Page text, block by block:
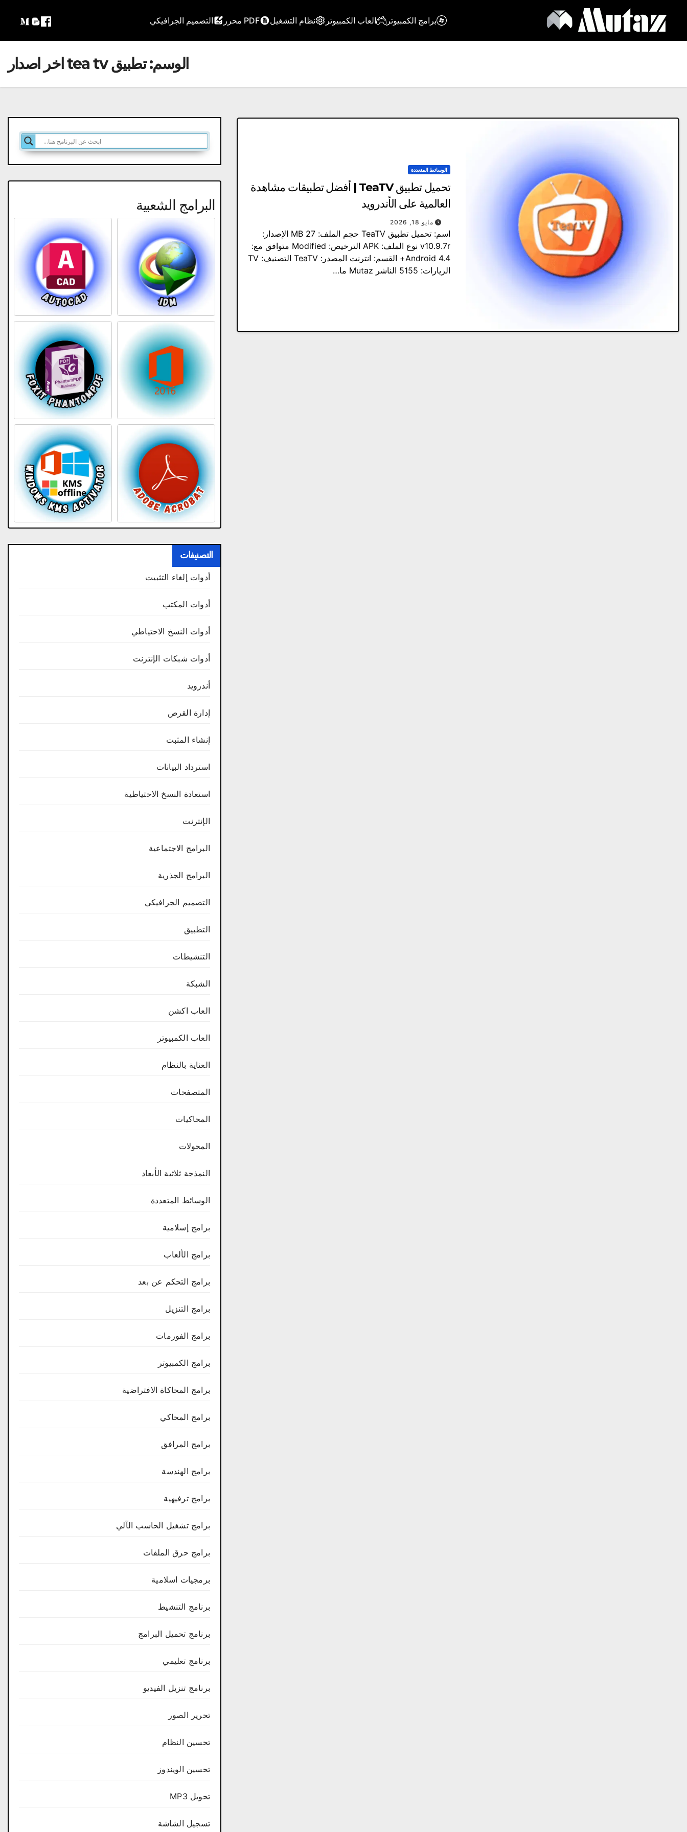
content
برامج الكمبيوتر العاب الكمبيوتر نظام التشغيل PDF محرر التصميم الجرافيكي
الوسم:تطبيق tea tv اخر اصدار
الوسائط المتعددة
تحميل تطبيق TeaTV | أفضل تطبيقات مشاهدة
العالمية على الأندرويد
مايو 18, 2026
اسم: تحميل تطبيق TeaTV حجم الملف: 27 MB الإصدار:
v10.9.7r نوع الملف: APK الترخيص: Modified متوافق مع:
Android 4.4+ القسم: انترنت المصدر: TeaTV التصنيف: TV
الزيارات: 5155 الناشر Mutaz ما…
البرامج الشعبية
التصنيفات
أدوات إلغاء التثبيت
أدوات المكتب
أدوات النسخ الاحتياطي
أدوات شبكات الإنترنت
أندرويد
إدارة القرص
إنشاء المثبت
استرداد البيانات
استعادة النسخ الاحتياطية
الإنترنت
البرامج الاجتماعية
البرامج الجذرية
التصميم الجرافيكي
التطبيق
التنشيطات
الشبكة
العاب اكشن
العاب الكمبيوتر
العناية بالنظام
المتصفحات
المحاكيات
المحولات
النمذجة ثلاثية الأبعاد
الوسائط المتعددة
برامج إسلامية
برامج الألعاب
برامج التحكم عن بعد
برامج التنزيل
برامج الفورمات
برامج الكمبيوتر
برامج المحاكاة الافتراضية
برامج المحاكي
برامج المرافق
برامج الهندسة
برامج ترفيهية
برامج تشغيل الحاسب الآلي
برامج حرق الملفات
برمجيات اسلامية
برنامج التنشيط
برنامج تحميل البرامج
برنامج تعليمي
برنامج تنزيل الفيديو
تحرير الصور
تحسين النظام
تحسين الويندوز
تحويل MP3
تسجيل الشاشة